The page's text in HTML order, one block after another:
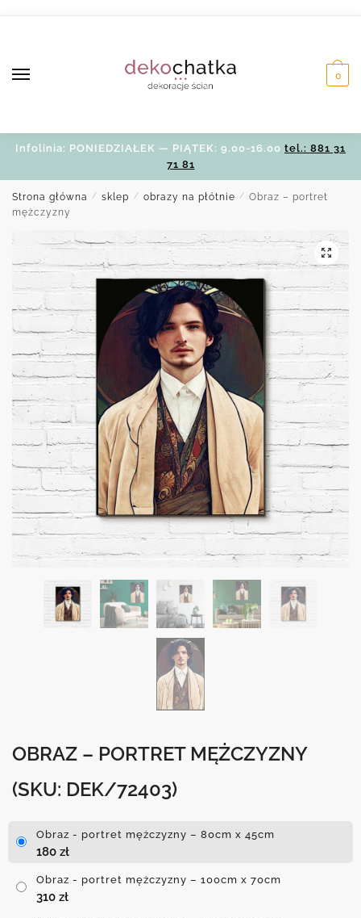
0
Infolinia: PONIEDZIAŁEK — PIĄTEK: 9.00-16.00 tel.: 881 31
71 81
Strona główna / sklep / obrazy na płótnie / Obraz – portret
mężczyzny
OBRAZ – PORTRET MĘŻCZYZNY
(SKU: DEK/72403)
Obraz - portret mężczyzny – 80cm x 45cm
180 zł
Obraz - portret mężczyzny – 100cm x 70cm
310 zł